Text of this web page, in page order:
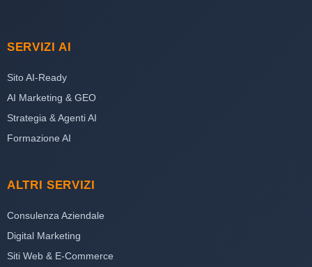
SERVIZI AI
Sito AI-Ready
AI Marketing & GEO
Strategia & Agenti AI
Formazione AI
ALTRI SERVIZI
Consulenza Aziendale
Digital Marketing
Siti Web & E-Commerce